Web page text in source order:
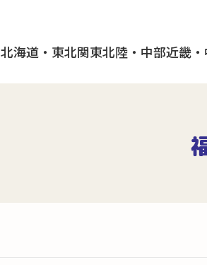
北海道・東北関東北陸・中部近畿・